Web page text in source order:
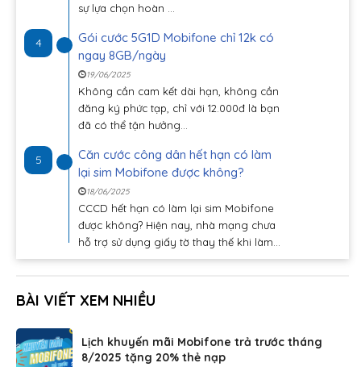
sự lựa chọn hoàn ...
4
Gói cước 5G1D Mobifone chỉ 12k có
ngay 8GB/ngày
19/06/2025
Không cần cam kết dài hạn, không cần
đăng ký phức tạp, chỉ với 12.000đ là bạn
đã có thể tận hưởng...
5
Căn cước công dân hết hạn có làm
lại sim Mobifone được không?
18/06/2025
CCCD hết hạn có làm lại sim Mobifone
được không? Hiện nay, nhà mạng chưa
hỗ trợ sử dụng giấy tờ thay thế khi làm...
BÀI VIẾT XEM NHIỀU
Lịch khuyến mãi Mobifone trả trước tháng
8/2025 tặng 20% thẻ nạp